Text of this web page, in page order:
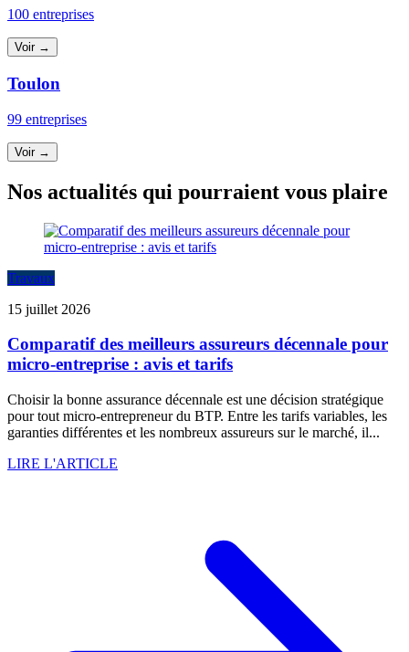
100 entreprises
Voir →
Toulon
99 entreprises
Voir →
Nos actualités qui pourraient vous plaire
Travaux
15 juillet 2026
Comparatif des meilleurs assureurs décennale pour
micro-entreprise : avis et tarifs
Choisir la bonne assurance décennale est une décision stratégique
pour tout micro-entrepreneur du BTP. Entre les tarifs variables, les
garanties différentes et les nombreux assureurs sur le marché, il...
LIRE L'ARTICLE